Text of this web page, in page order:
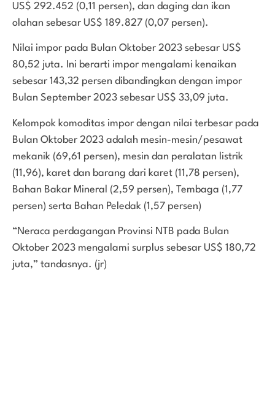
US$ 292.452 (0,11 persen), dan daging dan ikan
olahan sebesar US$ 189.827 (0,07 persen).
Nilai impor pada Bulan Oktober 2023 sebesar US$
80,52 juta. Ini berarti impor mengalami kenaikan
sebesar 143,32 persen dibandingkan dengan impor
Bulan September 2023 sebesar US$ 33,09 juta.
Kelompok komoditas impor dengan nilai terbesar pada
Bulan Oktober 2023 adalah mesin-mesin/pesawat
mekanik (69,61 persen), mesin dan peralatan listrik
(11,96), karet dan barang dari karet (11,78 persen),
Bahan Bakar Mineral (2,59 persen), Tembaga (1,77
persen) serta Bahan Peledak (1,57 persen)
“Neraca perdagangan Provinsi NTB pada Bulan
Oktober 2023 mengalami surplus sebesar US$ 180,72
juta,” tandasnya. (jr)